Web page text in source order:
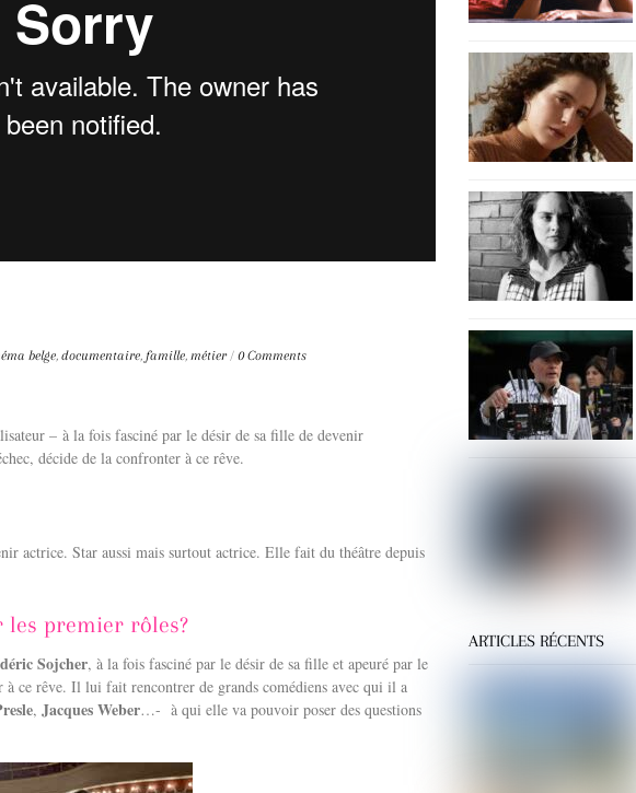
belge, documentaire, famille, métier / 0 Comments
– à la fois fasciné par le désir de sa fille de devenir
décide de la confronter à ce rêve.
actrice. Star aussi mais surtout actrice. Elle fait du théâtre depuis
les premier rôles?
Sojcher, à la fois fasciné par le désir de sa fille et apeuré par le
à ce rêve. Il lui fait rencontrer de grands comédiens avec qui il a
, Jacques Weber…- à qui elle va pouvoir poser des questions
ARTICLES RÉCENTS